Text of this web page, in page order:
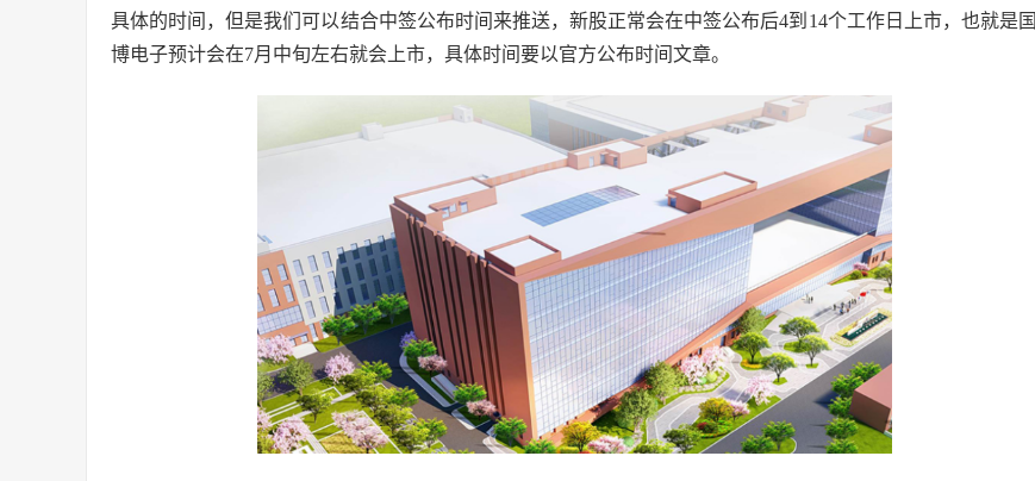
具体的时间，但是我们可以结合中签公布时间来推送，新股正常会在中签公布后4到14个工作日上市，也就是国
博电子预计会在7月中旬左右就会上市，具体时间要以官方公布时间文章。